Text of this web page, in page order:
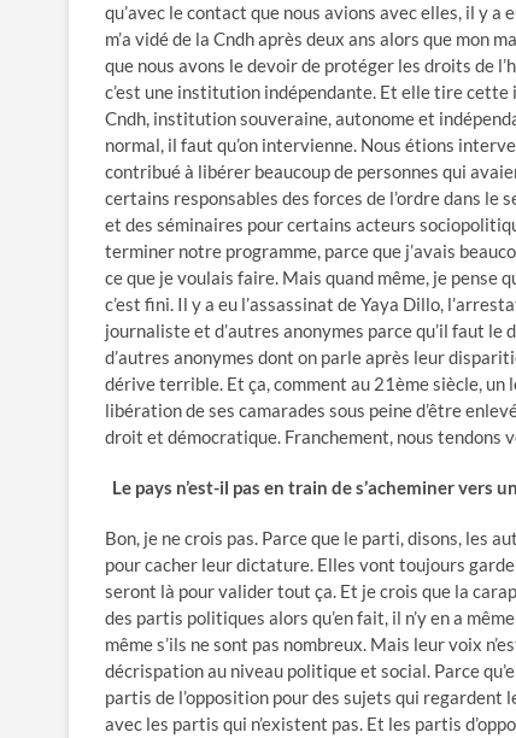
qu’avec le contact que nous avions avec elles, il y
m’a vidé de la Cndh après deux ans alors que mon
que nous avons le devoir de protéger les droits de
c’est une institution indépendante. Et elle tire cette
Cndh, institution souveraine, autonome et
normal, il faut qu’on intervienne. Nous étions
contribué à libérer beaucoup de personnes qui
certains responsables des forces de l’ordre dans le
et des séminaires pour certains acteurs
terminer notre programme, parce que j’avais
ce que je voulais faire. Mais quand même, je pense
c’est fini. Il y a eu l’assassinat de Yaya Dillo,
journaliste et d’autres anonymes parce qu’il faut le
d’autres anonymes dont on parle après leur
dérive terrible. Et ça, comment au 21ème siècle, un
libération de ses camarades sous peine d’être
droit et démocratique. Franchement, nous tendons
Le pays n’est-il pas en train de s’acheminer vers
Bon, je ne crois pas. Parce que le parti, disons, les
pour cacher leur dictature. Elles vont toujours
seront là pour valider tout ça. Et je crois que la
des partis politiques alors qu’en fait, il n’y en a
même s’ils ne sont pas nombreux. Mais leur voix
décrispation au niveau politique et social. Parce
partis de l’opposition pour des sujets qui
avec les partis qui n’existent pas. Et les partis